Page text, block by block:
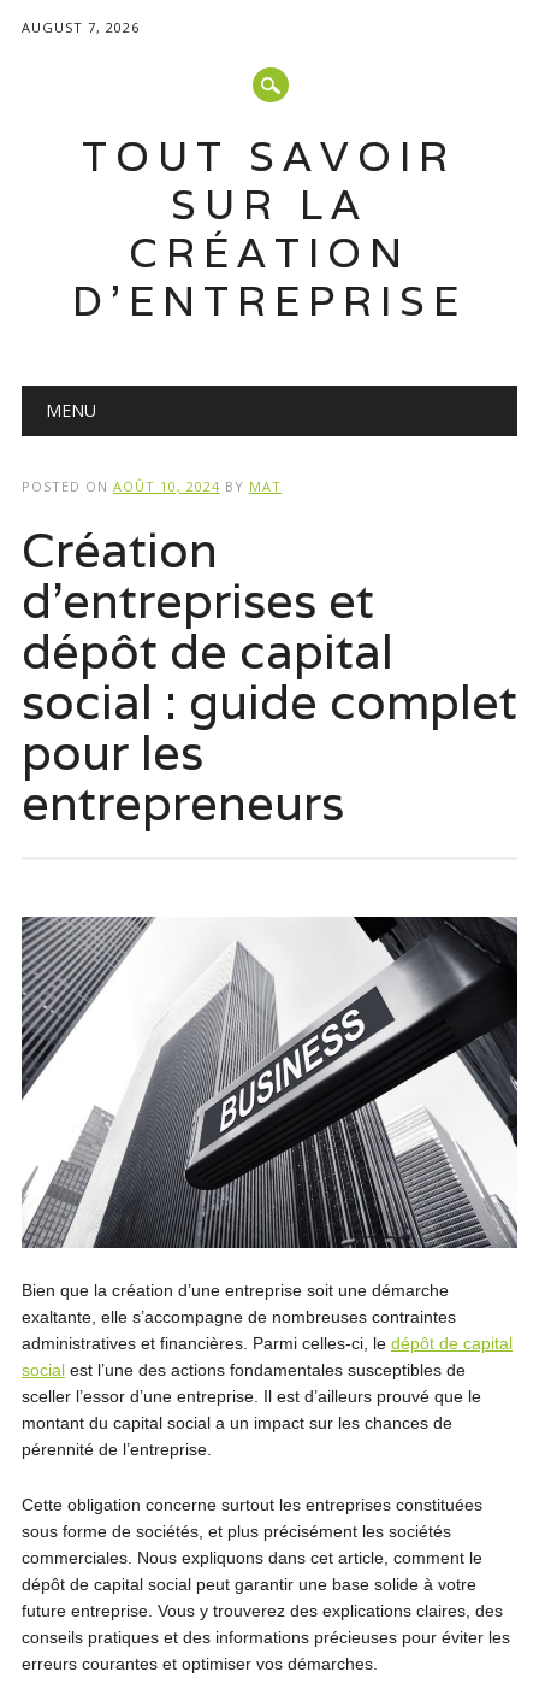
AUGUST 7, 2026
TOUT SAVOIR
SUR LA
CRÉATION
D'ENTREPRISE
Main menu
MENU
POSTED ON AOÛT 10, 2024 BY MAT
Création
d’entreprises et
dépôt de capital
social : guide complet
pour les
entrepreneurs
Bien que la création d’une entreprise soit une démarche
exaltante, elle s’accompagne de nombreuses contraintes
administratives et financières. Parmi celles-ci, le dépôt de capital
socialest l’une des actions fondamentales susceptibles de
sceller l’essor d’une entreprise. Il est d’ailleurs prouvé que le
montant du capital social a un impact sur les chances de
pérennité de l’entreprise.
Cette obligation concerne surtout les entreprises constituées
sous forme de sociétés, et plus précisément les sociétés
commerciales. Nous expliquons dans cet article, comment le
dépôt de capital social peut garantir une base solide à votre
future entreprise. Vous y trouverez des explications claires, des
conseils pratiques et des informations précieuses pour éviter les
erreurs courantes et optimiser vos démarches.